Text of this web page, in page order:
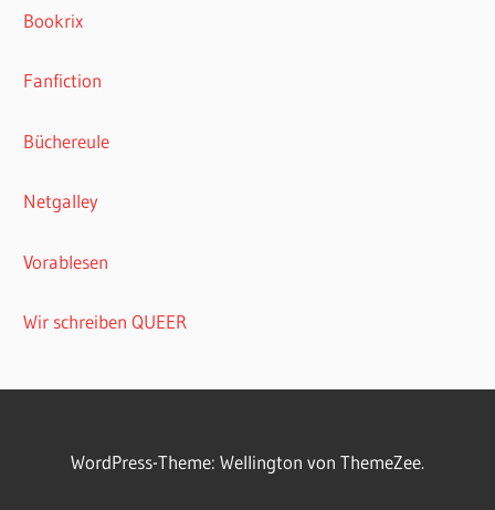
Bookrix
Fanfiction
Büchereule
Netgalley
Vorablesen
Wir schreiben QUEER
WordPress-Theme: Wellington von ThemeZee.